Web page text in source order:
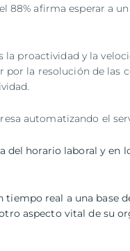
88% afirma esperar a
la proactividad y la
por la resolución de las
automatizando el
del horario laboral y en
tiempo real a una base
aspecto vital de su